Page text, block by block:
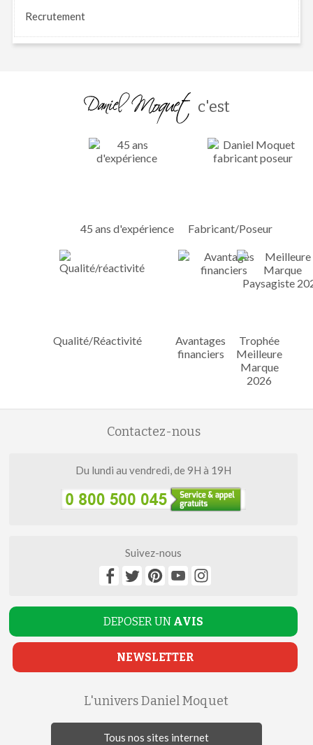
Recrutement
c'est
45 ans d'expérience Fabricant/Poseur
Qualité/Réactivité
Avantages
financiers
Trophée
Meilleure
Marque
2026
Contactez-nous
Du lundi au vendredi, de 9H à 19H
Suivez-nous
DEPOSER UN AVIS
NEWSLETTER
L'univers Daniel Moquet
Tous nos sites internet